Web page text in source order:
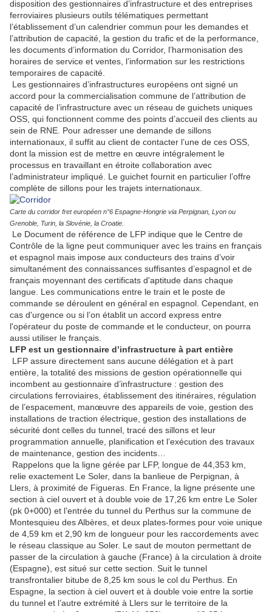
disposition des gestionnaires d’infrastructure et des entreprises
ferroviaires plusieurs outils télématiques permettant
l’établissement d’un calendrier commun pour les demandes et
l’attribution de capacité, la gestion du trafic et de la performance,
les documents d’information du Corridor, l’harmonisation des
horaires de service et ventes, l’information sur les restrictions
temporaires de capacité.
Les gestionnaires d’infrastructures européens ont signé un
accord pour la commercialisation commune de l’attribution de
capacité de l’infrastructure avec un réseau de guichets uniques
OSS, qui fonctionnent comme des points d’accueil des clients au
sein de RNE. Pour adresser une demande de sillons
internationaux, il suffit au client de contacter l’une de ces OSS,
dont la mission est de mettre en œuvre intégralement le
processus en travaillant en étroite collaboration avec
l’administrateur impliqué. Le guichet fournit en particulier l’offre
complète de sillons pour les trajets internationaux.
Carte du corridor fret européen n°6 Espagne-Hongrie via Perpignan, Lyon ou
Grenoble, Turin, la Slovénie, la Croatie.
Le Document de référence de LFP indique que le Centre de
Contrôle de la ligne peut communiquer avec les trains en français
et espagnol mais impose aux conducteurs des trains d’voir
simultanément des connaissances suffisantes d’espagnol et de
français moyennant des certificats d'aptitude dans chaque
langue. Les communications entre le train et le poste de
commande se déroulent en général en espagnol. Cependant, en
cas d'urgence ou si l’on établit un accord express entre
l'opérateur du poste de commande et le conducteur, on pourra
aussi utiliser le français.
LFP est un gestionnaire d’infrastructure à part entière
LFP assure directement sans aucune délégation et à part
entière, la totalité des missions de gestion opérationnelle qui
incombent au gestionnaire d’infrastructure : gestion des
circulations ferroviaires, établissement des itinéraires, régulation
de l’espacement, manœuvre des appareils de voie, gestion des
installations de traction électrique, gestion des installations de
sécurité dont celles du tunnel, tracé des sillons et leur
programmation annuelle, planification et l’exécution des travaux
de maintenance, gestion des incidents…
Rappelons que la ligne gérée par LFP, longue de 44,353 km,
relie exactement Le Soler, dans la banlieue de Perpignan, à
Llers, à proximité de Figueras. En France, la ligne présente une
section à ciel ouvert et à double voie de 17,26 km entre Le Soler
(pk 0+000) et l’entrée du tunnel du Perthus sur la commune de
Montesquieu des Albères, et deux plates-formes pour voie unique
de 4,59 km et 2,90 km de longueur pour les raccordements avec
le réseau classique au Soler. Le saut de mouton permettant de
passer de la circulation à gauche (France) à la circulation à droite
(Espagne), est situé sur cette section. Suit le tunnel
transfrontalier bitube de 8,25 km sous le col du Perthus. En
Espagne, la section à ciel ouvert et à double voie entre la sortie
du tunnel et l’autre extrémité à Llers sur le territoire de la